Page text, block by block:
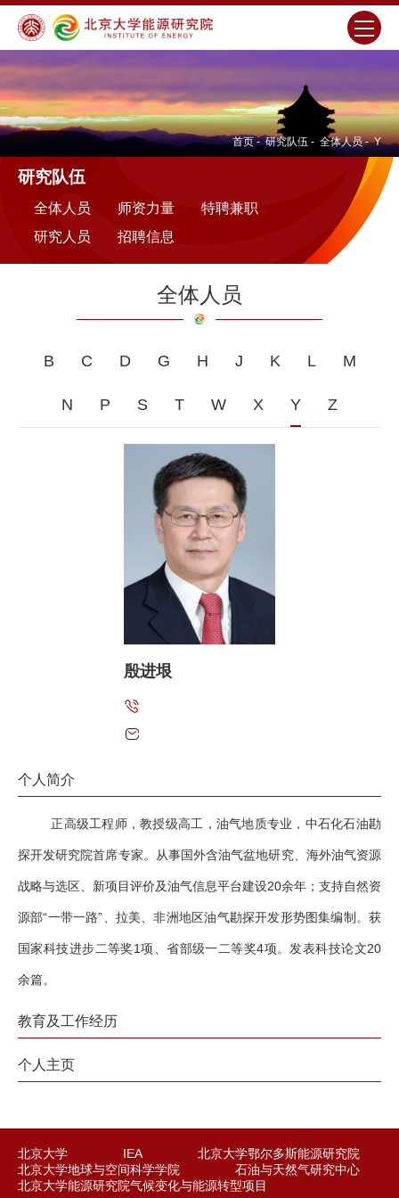
首页 - 研究队伍 - 全体人员 - Y
研究队伍
全体人员 师资力量
特聘兼职
研究人员
招聘信息
全体人员
B C D G H J K L M
N P S T W X Y Z
殷进垠
个人简介
正高级工程师，教授级高工，油气地质专业，中石化石油勘
探开发研究院首席专家。从事国外含油气盆地研究、海外油气资源
战略与选区、新项目评价及油气信息平台建设20余年；支持自然资
源部“一带一路”、拉美、非洲地区油气勘探开发形势图集编制。获
国家科技进步二等奖1项、省部级一二等奖4项。发表科技论文20
余篇。
教育及工作经历
个人主页
北京大学 IEA
北京大学鄂尔多斯能源研究院
北京大学地球与空间科学学院
石油与天然气研究中心
北京大学能源研究院气候变化与能源转型项目